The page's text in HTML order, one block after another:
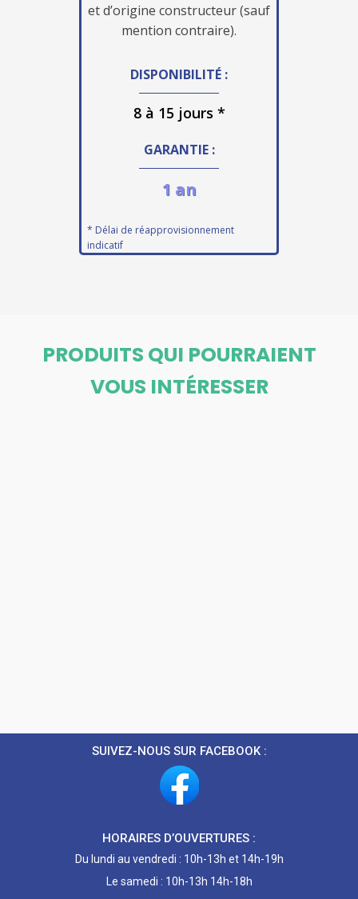
et d’origine constructeur (sauf
mention contraire).
DISPONIBILITÉ :
8 à 15 jours *
GARANTIE :
1 an
* Délai de réapprovisionnement
indicatif
PRODUITS QUI POURRAIENT
VOUS INTÉRESSER
SUIVEZ-NOUS SUR FACEBOOK :
HORAIRES D’OUVERTURES :
Du lundi au vendredi : 10h-13h et 14h-19h
Le samedi : 10h-13h 14h-18h